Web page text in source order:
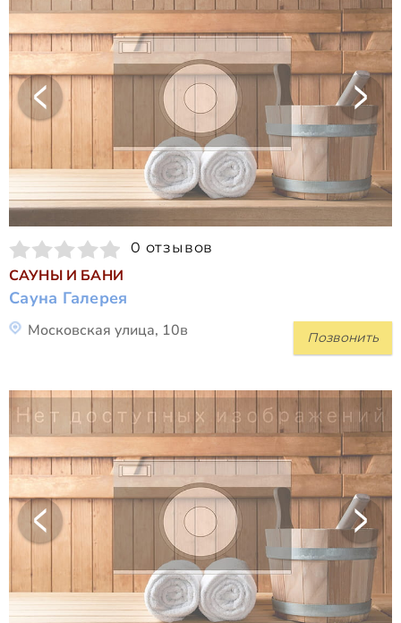
0 отзывов
САУНЫ И БАНИ
Сауна Галерея
Позвонить
Московская улица, 10в